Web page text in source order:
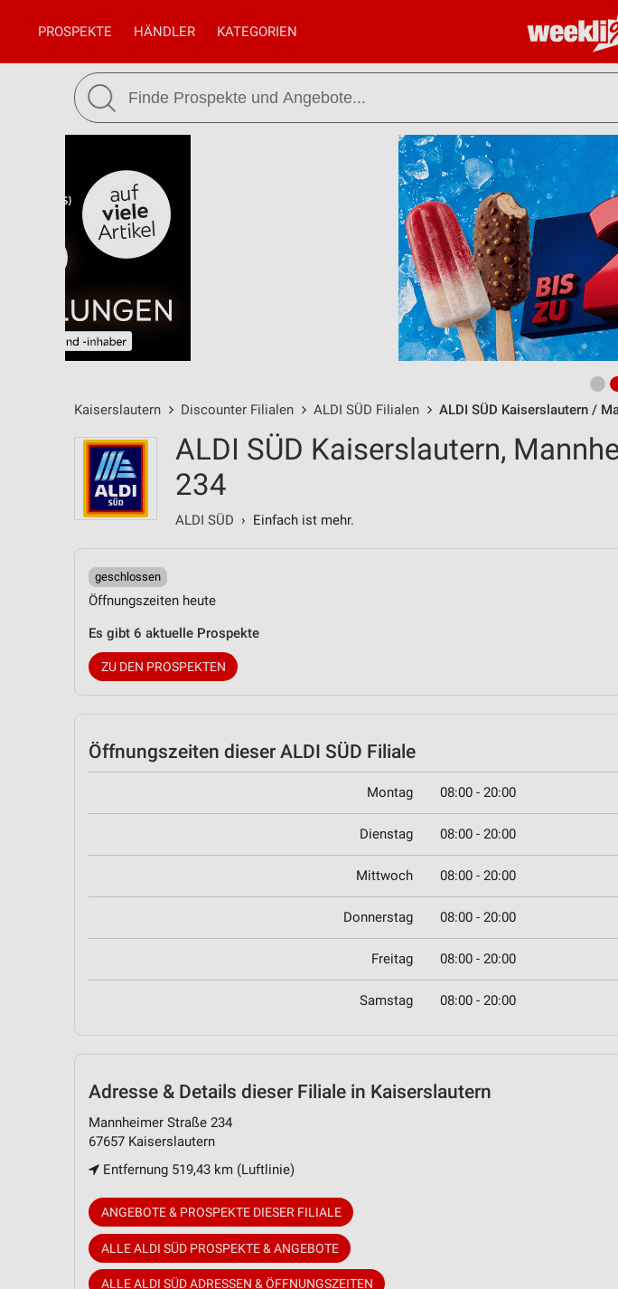
PROSPEKTE HÄNDLER KATEGORIEN
Kaiserslautern Discounter Filialen ALDI SÜD Filialen ALDI SÜD Kaiserslautern /
ALDI SÜD Kaiserslautern,
234
ALDI SÜD › Einfach ist mehr.
geschlossen
Öffnungszeiten heute
Es gibt 6 aktuelle Prospekte
ZU DEN PROSPEKTEN
Öffnungszeiten dieser ALDI SÜD Filiale
Montag 08:00 - 20:00
Dienstag 08:00 - 20:00
Mittwoch 08:00 - 20:00
Donnerstag 08:00 - 20:00
Freitag 08:00 - 20:00
Samstag 08:00 - 20:00
Adresse & Details dieser Filiale in Kaiserslautern
Mannheimer Straße 234
67657 Kaiserslautern
Entfernung 519,43 km (Luftlinie)
ANGEBOTE & PROSPEKTE DIESER FILIALE
ALLE ALDI SÜD PROSPEKTE & ANGEBOTE
ALLE ALDI SÜD ADRESSEN & ÖFFNUNGSZEITEN